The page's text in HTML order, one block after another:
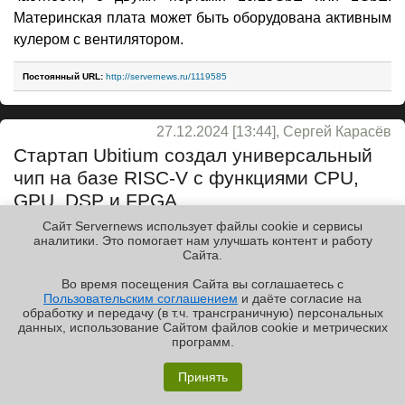
✖
Материнская плата может быть оборудована активным
кулером с вентилятором.
Постоянный URL: http://servernews.ru/1119585
27.12.2024 [13:44], Сергей Карасёв
Стартап Ubitium создал универсальный
чип на базе RISC-V с функциями CPU,
GPU, DSP и FPGA
fpga gpu hardware risc-v ubitium
Стартап Ubitium, основанный в 2024 году,
проект по созданию чипа с универсальной
архитектурой, которая полностью независима от
рабочих нагрузок. Речь идёт об объединении в одном
изделии решений разного типа: CPU, GPU, DSP и
Сайт Servernews использует файлы cookie и сервисы
аналитики. Это помогает нам улучшать контент и работу
Cайта.
Во время посещения Cайта вы соглашаетесь с
Пользовательским соглашением и даёте согласие на
обработку и передачу (в т.ч. трансграничную) персональных
данных, использование Cайтом файлов cookie и метрических
программ.
Принять